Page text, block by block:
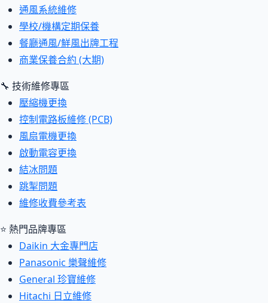
通風系統維修
學校/機構定期保養
餐廳通風/鮮風出牌工程
商業保養合約 (大期)
🔧 技術維修專區
壓縮機更換
控制電路板維修 (PCB)
風扇電機更換
啟動電容更換
結冰問題
跳掣問題
維修收費參考表
⭐ 熱門品牌專區
Daikin 大金專門店
Panasonic 樂聲維修
General 珍寶維修
Hitachi 日立維修